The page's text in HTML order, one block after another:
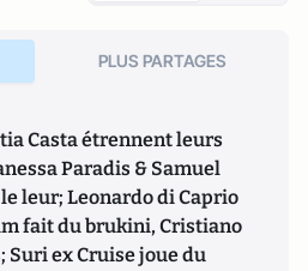
PLUS PARTAGES
Casta étrennent leurs
Paradis & Samuel
leur; Leonardo di Caprio
fait du brukini, Cristiano
Suri ex Cruise joue du